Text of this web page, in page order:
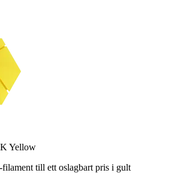
Yellow
till ett oslagbart pris i gult